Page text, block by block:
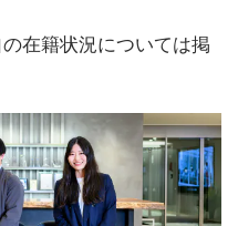
在籍状況については掲